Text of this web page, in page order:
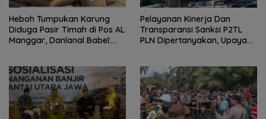
Heboh Tumpukan Karung
Diduga Pasir Timah di Pos AL
Manggar, Danlanal Babel:
Pelayanan Kinerja Dan
Transparansi Sanksi P2TL
PLN Dipertanyakan, Upaya